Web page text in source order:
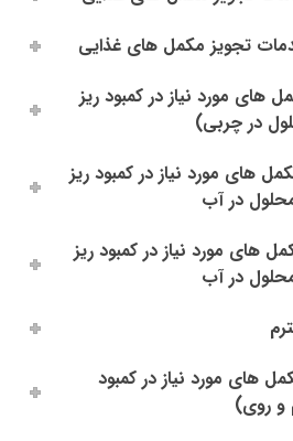
تجویز مکمل های غذایی
های مورد نیاز در کمبود ریز
در چربی)
های مورد نیاز در کمبود ریز
در آب
های مورد نیاز در کمبود ریز
در آب
های مورد نیاز در کمبود
و روی)